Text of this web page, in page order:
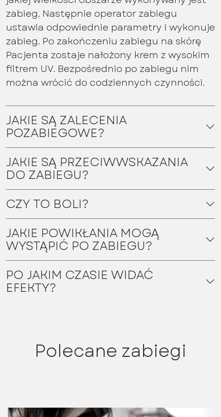
zabieg. Następnie operator zabiegu
ustawia odpowiednie parametry i wykonuje
zabieg. Po zakończeniu zabiegu na skórę
Pacjenta zostaje nałożony krem z wysokim
filtrem UV. Bezpośrednio po zabiegu nim
można wrócić do codziennych czynności.
JAKIE SĄ ZALECENIA
POZABIEGOWE?
JAKIE SĄ PRZECIWWSKAZANIA
DO ZABIEGU?
CZY TO BOLI?
JAKIE POWIKŁANIA MOGĄ
WYSTĄPIĆ PO ZABIEGU?
PO JAKIM CZASIE WIDAĆ
EFEKTY?
Polecane zabiegi